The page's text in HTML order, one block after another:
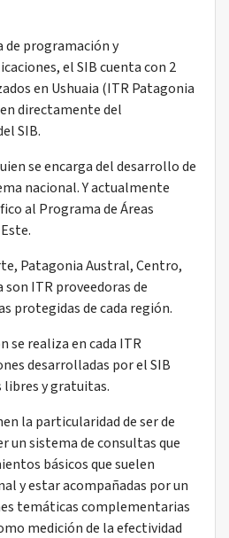
de programación y
el SIB cuenta con 2
en Ushuaia (ITR Patagonia
directamente del
SIB.
se encarga del desarrollo de
nacional. Y actualmente
al Programa de Áreas
Patagonia Austral, Centro,
ITR proveedoras de
protegidas de cada región.
se realiza en cada ITR
desarrolladas por el SIB
y gratuitas.
la particularidad de ser de
un sistema de consultas que
básicos que suelen
y estar acompañadas por un
temáticas complementarias
medición de la efectividad